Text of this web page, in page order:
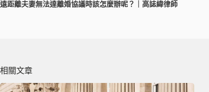
遠距離夫妻無法達離婚協議時該怎麼辦呢？｜高誌緯律師
相關文章